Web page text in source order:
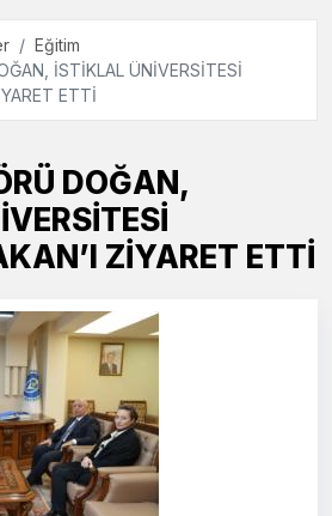
Eğitim
İSTİKLAL ÜNİVERSİTESİ
ETTİ
DOĞAN,
ZİYARET ETTİ